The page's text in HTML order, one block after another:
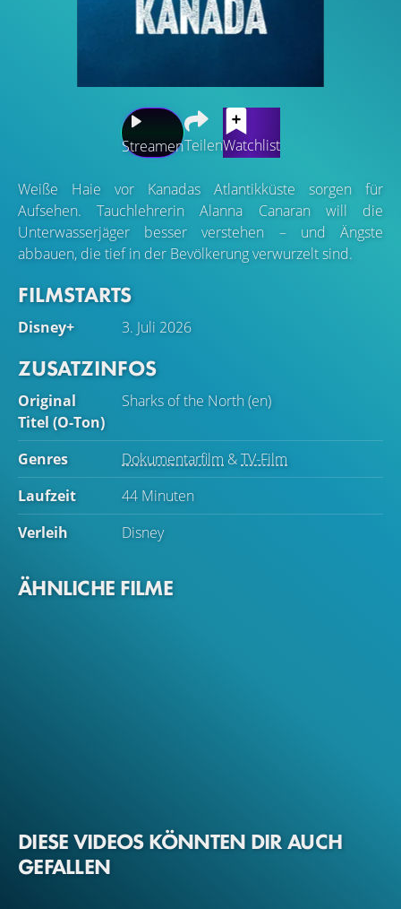
StreamenTeilenWatchlist
Weiße Haie vor Kanadas Atlantikküste sorgen für
Aufsehen. Tauchlehrerin Alanna Canaran will die
Unterwasserjäger besser verstehen – und Ängste
abbauen, die tief in der Bevölkerung verwurzelt sind.
FILMSTARTS
Disney+ 3. Juli 2026
ZUSATZINFOS
Original
Titel (O-Ton)
Sharks of the North (en)
Genres Dokumentarfilm &TV-Film
Laufzeit
44 Minuten
Verleih
Disney
ÄHNLICHE FILME
DIESE VIDEOS KÖNNTEN DIR AUCH
GEFALLEN